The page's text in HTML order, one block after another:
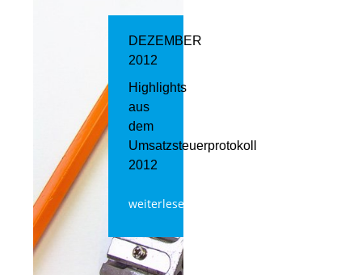
DEZEMBER
2012
Highlights
aus
dem
Umsatzsteuerprotokoll
2012
weiterlesen